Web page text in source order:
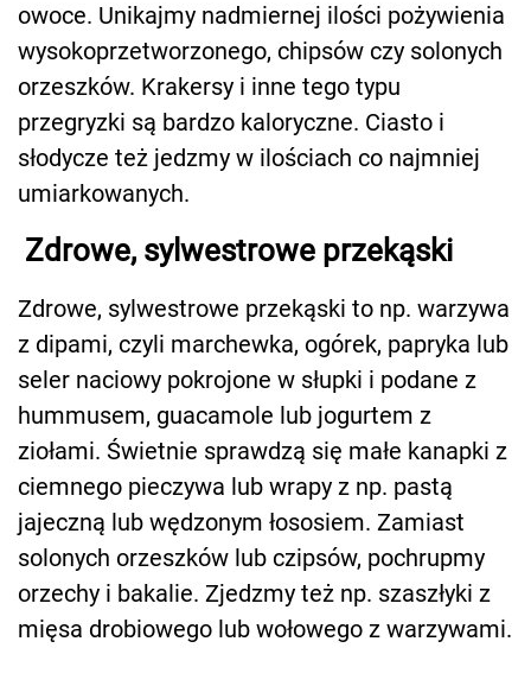
owoce. Unikajmy nadmiernej ilości pożywienia
wysokoprzetworzonego, chipsów czy solonych
orzeszków. Krakersy i inne tego typu
przegryzki są bardzo kaloryczne. Ciasto i
słodycze też jedzmy w ilościach co najmniej
umiarkowanych.
Zdrowe, sylwestrowe przekąski
Zdrowe, sylwestrowe przekąski to np. warzywa
z dipami, czyli marchewka, ogórek, papryka lub
seler naciowy pokrojone w słupki i podane z
hummusem, guacamole lub jogurtem z
ziołami. Świetnie sprawdzą się małe kanapki z
ciemnego pieczywa lub wrapy z np. pastą
jajeczną lub wędzonym łososiem. Zamiast
solonych orzeszków lub czipsów, pochrupmy
orzechy i bakalie. Zjedzmy też np. szaszłyki z
mięsa drobiowego lub wołowego z warzywami.